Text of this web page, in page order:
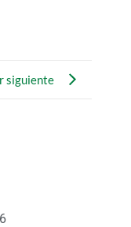
siguiente